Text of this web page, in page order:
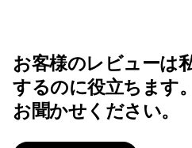
お客様のレビューは
するのに役立ちます
お聞かせください。